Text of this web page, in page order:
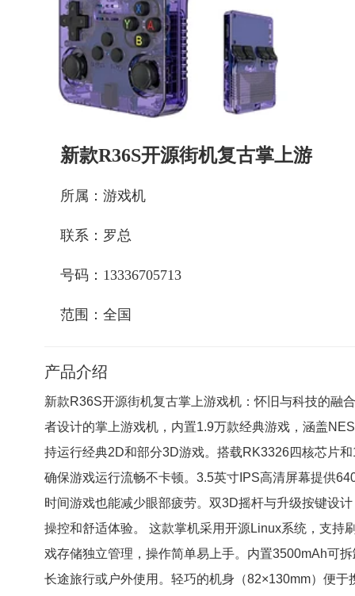
新款R36S开源街机复古掌上游
所属：游戏机
联系：罗总
号码：13336705713
范围：全国
产品介绍
新款R36S开源街机复古掌上游戏机：怀旧与科技的融
者设计的掌上游戏机，内置1.9万款经典游戏，涵盖
持运行经典2D和部分3D游戏。搭载RK3326四核芯片
确保游戏运行流畅不卡顿。3.5英寸IPS高清屏幕提供
时间游戏也能减少眼部疲劳。双3D摇杆与升级按键设
操控和舒适体验。 这款掌机采用开源Linux系统，支持
戏存储独立管理，操作简单易上手。内置3500mAh可
长途旅行或户外使用。轻巧的机身（82×130mm）便